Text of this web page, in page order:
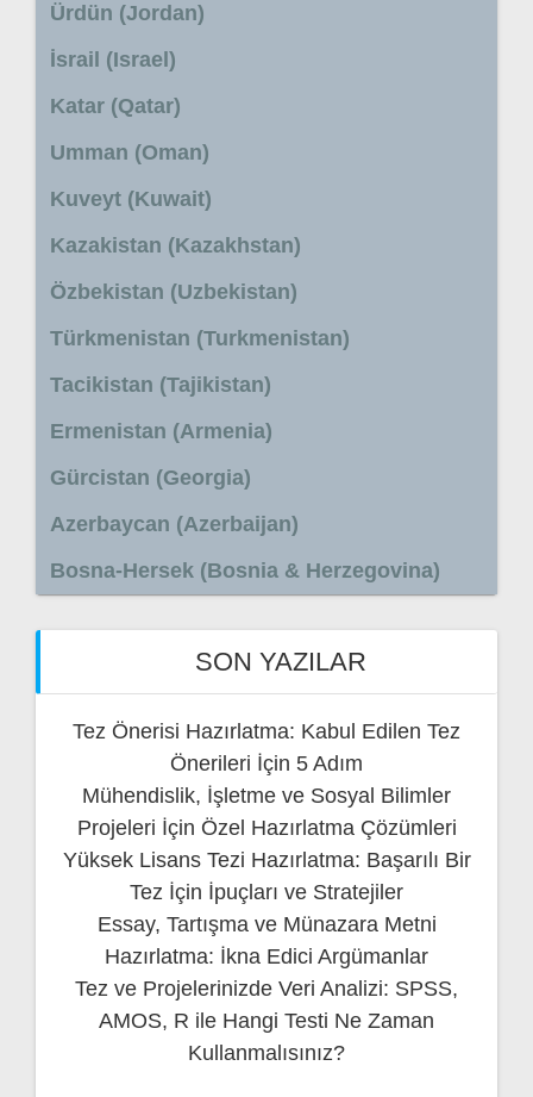
Ürdün (Jordan)
İsrail (Israel)
Katar (Qatar)
Umman (Oman)
Kuveyt (Kuwait)
Kazakistan (Kazakhstan)
Özbekistan (Uzbekistan)
Türkmenistan (Turkmenistan)
Tacikistan (Tajikistan)
Ermenistan (Armenia)
Gürcistan (Georgia)
Azerbaycan (Azerbaijan)
Bosna-Hersek (Bosnia & Herzegovina)
SON YAZILAR
Tez Önerisi Hazırlatma: Kabul Edilen Tez
Önerileri İçin 5 Adım
Mühendislik, İşletme ve Sosyal Bilimler
Projeleri İçin Özel Hazırlatma Çözümleri
Yüksek Lisans Tezi Hazırlatma: Başarılı Bir
Tez İçin İpuçları ve Stratejiler
Essay, Tartışma ve Münazara Metni
Hazırlatma: İkna Edici Argümanlar
Tez ve Projelerinizde Veri Analizi: SPSS,
AMOS, R ile Hangi Testi Ne Zaman
Kullanmalısınız?